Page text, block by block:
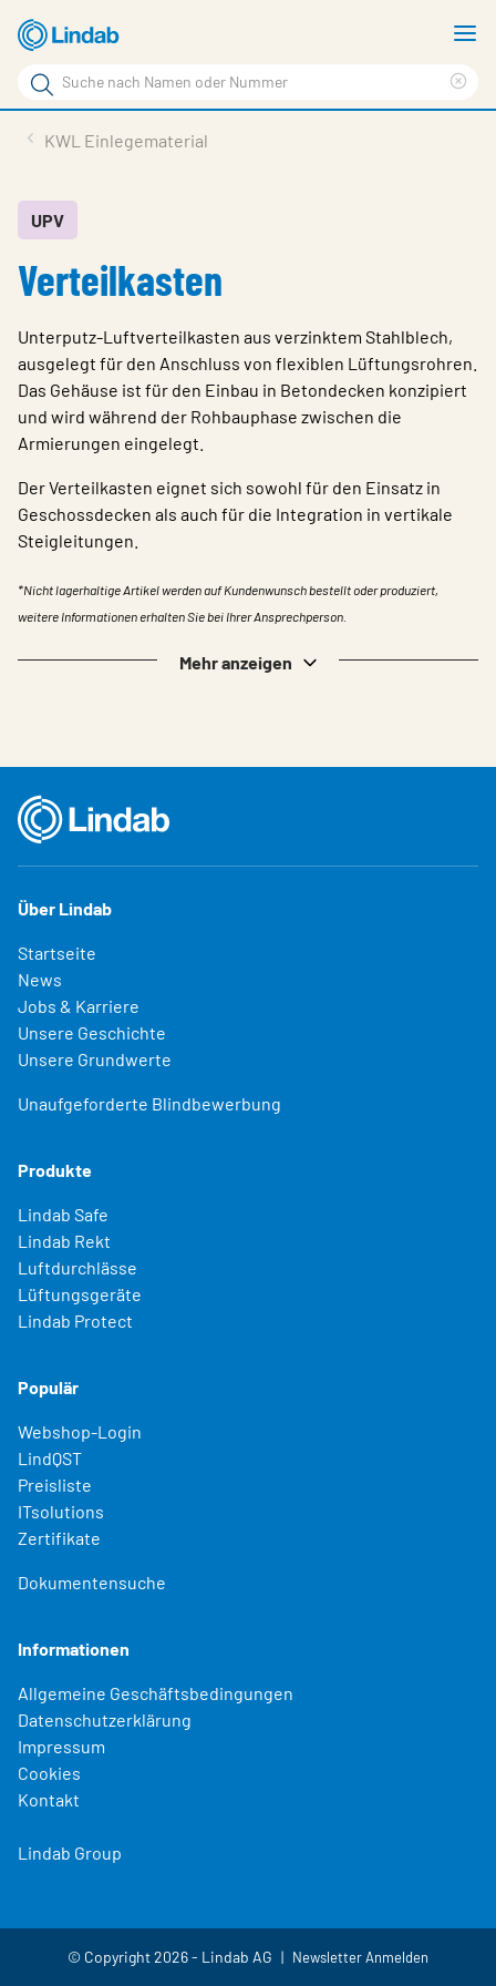
Zum
Hauptinhalt
Suchbegriff
Seite
durchsuchen
Im Fokus
Über Lindab
Downloads
Sprache wählen
Switzerland - German
KWL Einlegematerial
UPV
Verteilkasten
Unterputz‑Luftverteilkasten aus verzinktem Stahlblech,
ausgelegt für den Anschluss von flexiblen Lüftungsrohren.
Das Gehäuse ist für den Einbau in Betondecken konzipiert
und wird während der Rohbauphase zwischen die
Armierungen eingelegt.
Der Verteilkasten eignet sich sowohl für den Einsatz in
Geschossdecken als auch für die Integration in vertikale
Steigleitungen.
*Nicht lagerhaltige Artikel werden auf Kundenwunsch bestellt oder produziert,
weitere Informationen erhalten Sie bei Ihrer Ansprechperson.
Mehr anzeigen
Über Lindab
Startseite
News
Jobs & Karriere
Unsere Geschichte
Unsere Grundwerte
Unaufgeforderte Blindbewerbung
Produkte
Lindab Safe
Lindab Rekt
Luftdurchlässe
Lüftungsgeräte
Lindab Protect
Populär
Webshop-Login
LindQST
Preisliste
ITsolutions
Zertifikate
Dokumentensuche
Informationen
Allgemeine Geschäftsbedingungen
Datenschutzerklärung
Impressum
Cookies
Kontakt
Lindab Group
© Copyright 2026 - Lindab AG Newsletter Anmelden